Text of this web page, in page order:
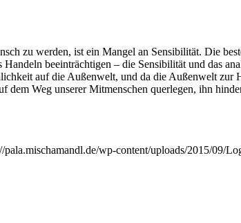
zu wer­den, ist ein Man­gel an Sen­si­bi­li­tät. Die
beein­träch­ti­gen – die Sen­si­bi­li­tät und das
auf die Außen­welt, und da die Außen­welt zur
Weg unse­rer Mit­men­schen quer­le­gen, ihn
pala.mischamandl.de/wp-content/uploads/2015/09/